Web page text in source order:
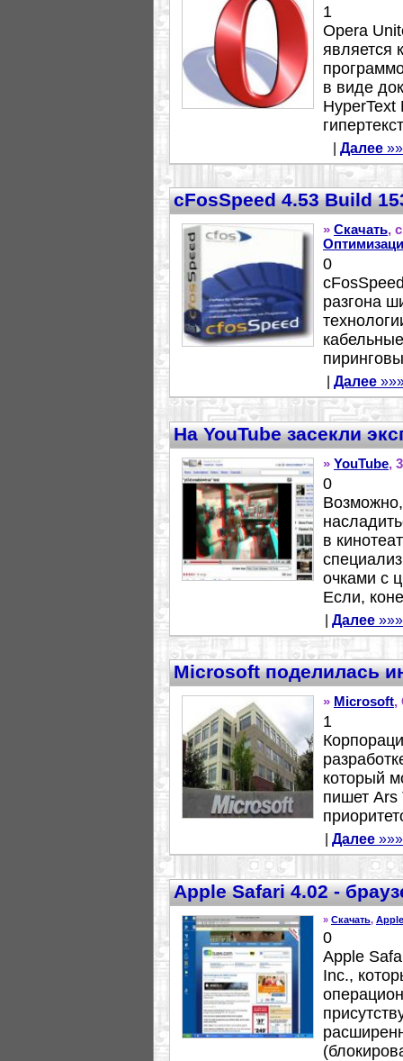
1
Opera
является
в виде
HyperText
Далее
cFosSpeed 4.53 Build
» Скачать,
0
разгона
Далее
На YouTube засекли
» YouTube,
0
в
очками с
Если,
Далее »»»
Microsoft поделилась
» Microsoft,
1
который
пишет Ars
Далее »»»
Apple Safari 4.02 -
» Скачать, Apple
0
Apple
Inc.,